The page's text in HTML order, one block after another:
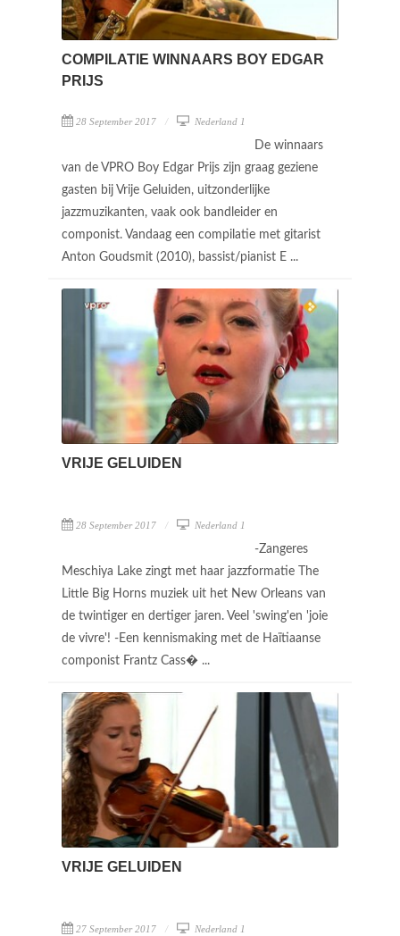
COMPILATIE WINNAARS BOY EDGAR
PRIJS
28 September 2017 Nederland 1
De winnaars
van de VPRO Boy Edgar Prijs zijn graag geziene
gasten bij Vrije Geluiden, uitzonderlijke
jazzmuzikanten, vaak ook bandleider en
componist. Vandaag een compilatie met gitarist
Anton Goudsmit (2010), bassist/pianist E ...
VRIJE GELUIDEN
28 September 2017 Nederland 1
-Zangeres
Meschiya Lake zingt met haar jazzformatie The
Little Big Horns muziek uit het New Orleans van
de twintiger en dertiger jaren. Veel 'swing'en 'joie
de vivre'! -Een kennismaking met de Haïtiaanse
componist Frantz Cass� ...
VRIJE GELUIDEN
27 September 2017 Nederland 1